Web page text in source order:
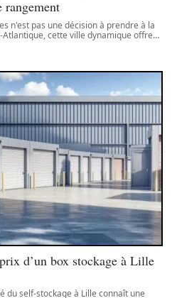
n'est pas une décision à prendre à la
cette ville dynamique offre…
d’un box stockage à Lille
du self-stockage à Lille connaît une